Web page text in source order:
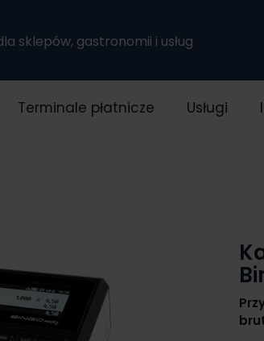
sklepów, gastronomii i usług
Terminale płatnicze Usługi